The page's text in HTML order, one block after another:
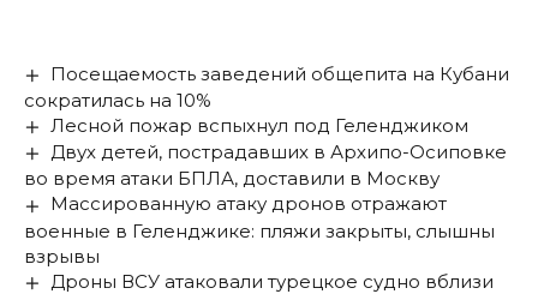
Посещаемость заведений общепита на Кубани
сократилась на 10%
Лесной пожар вспыхнул под Геленджиком
Двух детей, пострадавших в Архипо-Осиповке
во время атаки БПЛА, доставили в Москву
Массированную атаку дронов отражают
военные в Геленджике: пляжи закрыты, слышны
взрывы
Дроны ВСУ атаковали турецкое судно вблизи